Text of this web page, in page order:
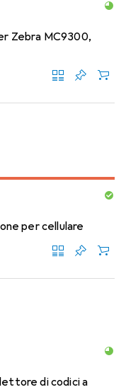
Zebra MC9300,
per cellulare
di codici a